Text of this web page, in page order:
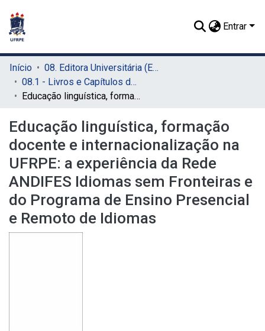
Entrar
Início
08. Editora Universitária (EDUFRPE)
08.1 - Livros e Capítulos de Livros (EDUFRPE)
Educação linguística, formação docente e internacionalização na UFRPE: a experiência da Rede ANDIFES Idiomas sem Fronteiras e do Programa de Ensino Presencial e Remoto de Idiomas
Educação linguística, formação
docente e internacionalização na
UFRPE: a experiência da Rede
ANDIFES Idiomas sem Fronteiras e
do Programa de Ensino Presencial
e Remoto de Idiomas